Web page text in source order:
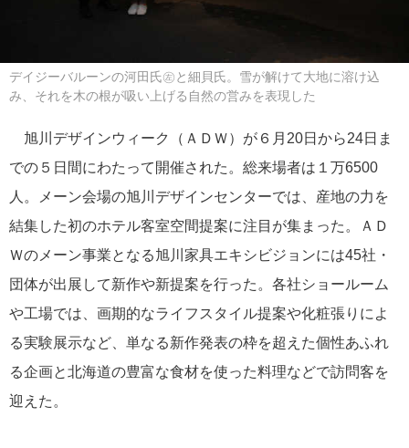
デイジーバルーンの河田氏㊧と細貝氏。雪が解けて大地に溶け込
み、それを木の根が吸い上げる自然の営みを表現した
旭川デザインウィーク（ＡＤＷ）が６月20日から24日ま
での５日間にわたって開催された。総来場者は１万6500
人。メーン会場の旭川デザインセンターでは、産地の力を
結集した初のホテル客室空間提案に注目が集まった。ＡＤ
Ｗのメーン事業となる旭川家具エキシビジョンには45社・
団体が出展して新作や新提案を行った。各社ショールーム
や工場では、画期的なライフスタイル提案や化粧張りによ
る実験展示など、単なる新作発表の枠を超えた個性あふれ
る企画と北海道の豊富な食材を使った料理などで訪問客を
迎えた。